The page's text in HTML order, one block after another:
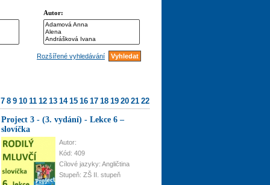
Autor:
Rozšířené vyhledávání
7 8 9 10 11 12 13 14 15 16 17 18 19 20 21 22
Project 3 - (3. vydání) - Lekce 6 –
slovíčka
Autor:
Kód: 409
Cílové jazyky: Angličtina
Stupeň: ZŠ II. stupeň